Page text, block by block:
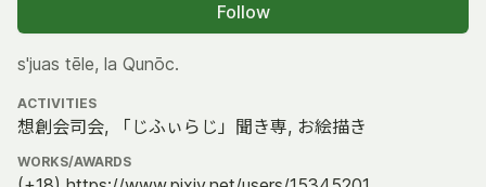
Follow
s'juas tēle, la Qunōc.
ACTIVITIES
想創会司会, 「じふぃらじ」聞き専, お絵描き
WORKS/AWARDS